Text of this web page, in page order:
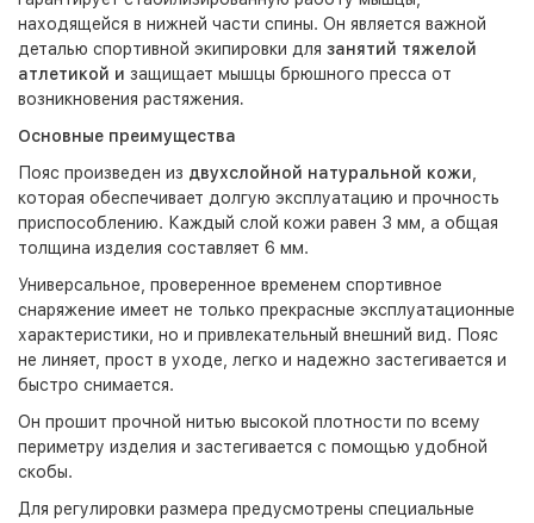
находящейся в нижней части спины. Он является важной
деталью спортивной экипировки для занятий тяжелой
атлетикой и защищает мышцы брюшного пресса от
возникновения растяжения.
Основные преимущества
Пояс произведен из двухслойной натуральной кожи
которая обеспечивает долгую эксплуатацию и прочность
приспособлению. Каждый слой кожи равен 3 мм, а общая
толщина изделия составляет 6 мм.
Универсальное, проверенное временем спортивное
снаряжение имеет не только прекрасные эксплуатационные
характеристики, но и привлекательный внешний вид. Пояс
не линяет, прост в уходе, легко и надежно застегивается и
быстро снимается.
Он прошит прочной нитью высокой плотности по всему
периметру изделия и застегивается с помощью удобной
скобы.
Для регулировки размера предусмотрены специальные